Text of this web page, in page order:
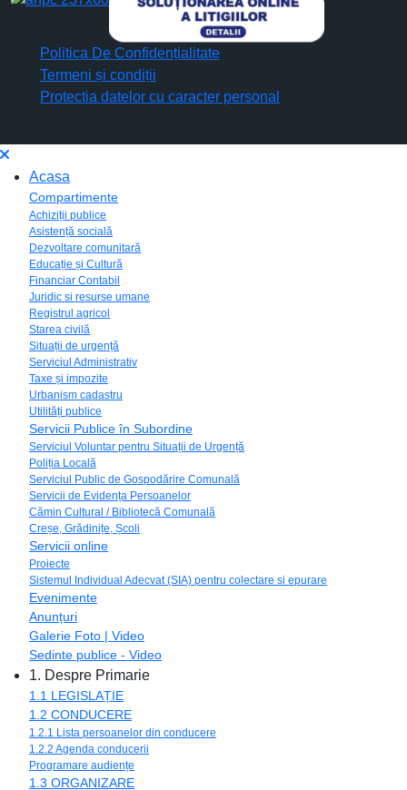
Politica De Confidențialitate
Termeni și condiții
Protectia datelor cu caracter personal
Acasa
Compartimente
Achiziții publice
Asistență socială
Dezvoltare comunitară
Educație și Cultură
Financiar Contabil
Juridic si resurse umane
Registrul agricol
Starea civilă
Situații de urgență
Serviciul Administrativ
Taxe și impozite
Urbanism cadastru
Utilități publice
Servicii Publice în Subordine
Serviciul Voluntar pentru Situații de Urgență
Poliția Locală
Serviciul Public de Gospodărire Comunală
Servicii de Evidența Persoanelor
Cămin Cultural / Bibliotecă Comunală
Creșe, Grădinițe, Școli
Servicii online
Proiecte
Sistemul Individual Adecvat (SIA) pentru colectare si epurare
Evenimente
Anunțuri
Galerie Foto | Video
Sedinte publice - Video
1. Despre Primarie
1.1 LEGISLAȚIE
1.2 CONDUCERE
1.2.1 Lista persoanelor din conducere
1.2.2 Agenda conducerii
Programare audiențe
1.3 ORGANIZARE